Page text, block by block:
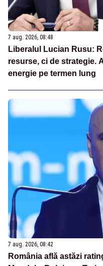
7 aug. 2026, 08:48
Liberalul Lucian Rusu:
resurse, ci de strategie.
energie pe termen lung
7 aug. 2026, 08:42
România află astăzi